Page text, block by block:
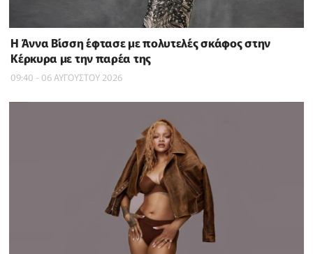
Η Άννα Βίσση έφτασε με πολυτελές σκάφος στην
Κέρκυρα με την παρέα της
09:40 - 06 ΑΥΓΟΥΣΤΟΥ 2026